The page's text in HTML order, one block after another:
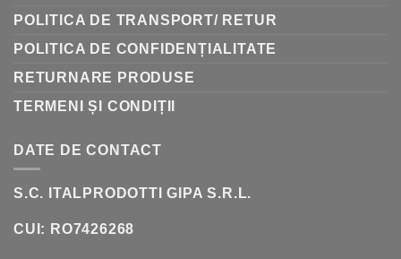
POLITICA DE TRANSPORT/ RETUR
POLITICA DE CONFIDENȚIALITATE
RETURNARE PRODUSE
TERMENI ȘI CONDIȚII
DATE DE CONTACT
S.C. ITALPRODOTTI GIPA S.R.L.
CUI: RO7426268